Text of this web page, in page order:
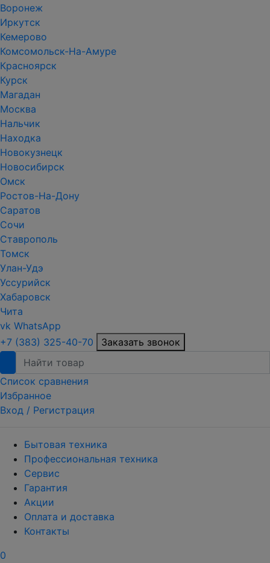
Воронеж
Иркутск
Кемерово
Комсомольск-На-Амуре
Красноярск
Курск
Магадан
Москва
Нальчик
Находка
Новокузнецк
Новосибирск
Омск
Ростов-На-Дону
Саратов
Сочи
Ставрополь
Томск
Улан-Удэ
Уссурийск
Хабаровск
Чита
vk WhatsApp
+7 (383) 325-40-70
Заказать звонок
Список сравнения
Избранное
Вход / Регистрация
Бытовая техника
Профессиональная техника
Сервис
Гарантия
Акции
Оплата и доставка
Контакты
0